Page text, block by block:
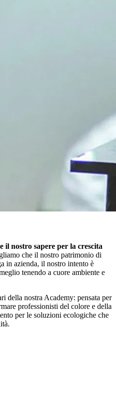
nostro sapere per la crescita
che il nostro patrimonio di
in azienda, il nostro intento è
tenendo a cuore ambiente e
della nostra Academy: pensata per
professionisti del colore e della
per le soluzioni ecologiche che